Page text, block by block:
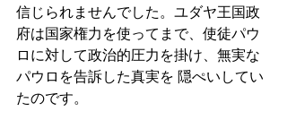
信じられませんでした。ユダヤ王国政
府は国家権力を使ってまで、使徒パウ
ロに対して政治的圧力を掛け、無実な
パウロを告訴した真実を 隠ぺいしてい
たのです。